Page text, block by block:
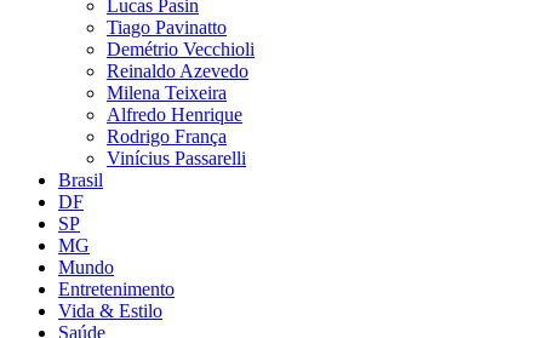
Lucas Pasin
Tiago Pavinatto
Demétrio Vecchioli
Reinaldo Azevedo
Milena Teixeira
Alfredo Henrique
Rodrigo França
Vinícius Passarelli
Brasil
DF
SP
MG
Mundo
Entretenimento
Vida & Estilo
Saúde